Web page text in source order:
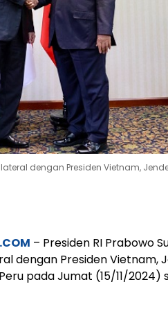
dengan Presiden Vietnam,
– Presiden RI Prabowo
dengan Presiden Vietnam,
pada Jumat (15/11/2024)